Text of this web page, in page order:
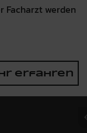
Facharzt werden
erfahren